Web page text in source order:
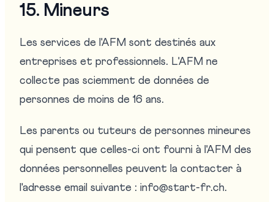
15. Mineurs
Les services de l'AFM sont destinés aux
entreprises et professionnels. L'AFM ne
collecte pas sciemment de données de
personnes de moins de 16 ans.
Les parents ou tuteurs de personnes mineures
qui pensent que celles-ci ont fourni à l'AFM des
données personnelles peuvent la contacter à
l'adresse email suivante : info@start-fr.ch.